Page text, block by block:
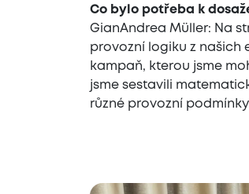
Co bylo potřeba k
GianAndrea Müller: Na
provozní logiku z našich
kampaň, kterou jsme
jsme sestavili
různé provozní